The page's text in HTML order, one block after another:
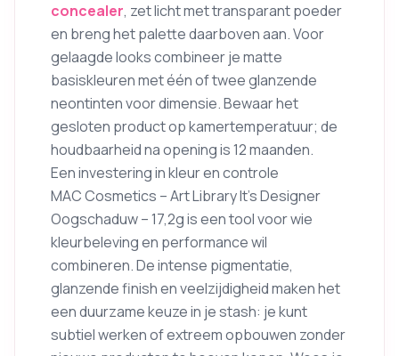
concealer, zet licht met transparant poeder
en breng het palette daarboven aan. Voor
gelaagde looks combineer je matte
basiskleuren met één of twee glanzende
neontinten voor dimensie. Bewaar het
gesloten product op kamertemperatuur; de
houdbaarheid na opening is 12 maanden.
Een investering in kleur en controle
MAC Cosmetics – Art Library It’s Designer
Oogschaduw – 17,2g is een tool voor wie
kleurbeleving en performance wil
combineren. De intense pigmentatie,
glanzende finish en veelzijdigheid maken het
een duurzame keuze in je stash: je kunt
subtiel werken of extreem opbouwen zonder